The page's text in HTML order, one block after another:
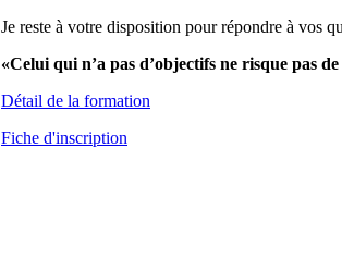
Je reste à votre disposition pour répondre à vos
«Celui qui n’a pas d’objectifs ne risque pas
Détail de la formation
Fiche d'inscription